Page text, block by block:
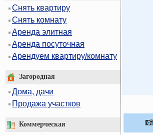
Снять квартиру
Снять комнату
Аренда элитная
Аренда посуточная
Арендуем квартиру/комнату
Загородная
Дома, дачи
Продажа участков
Коммерческая